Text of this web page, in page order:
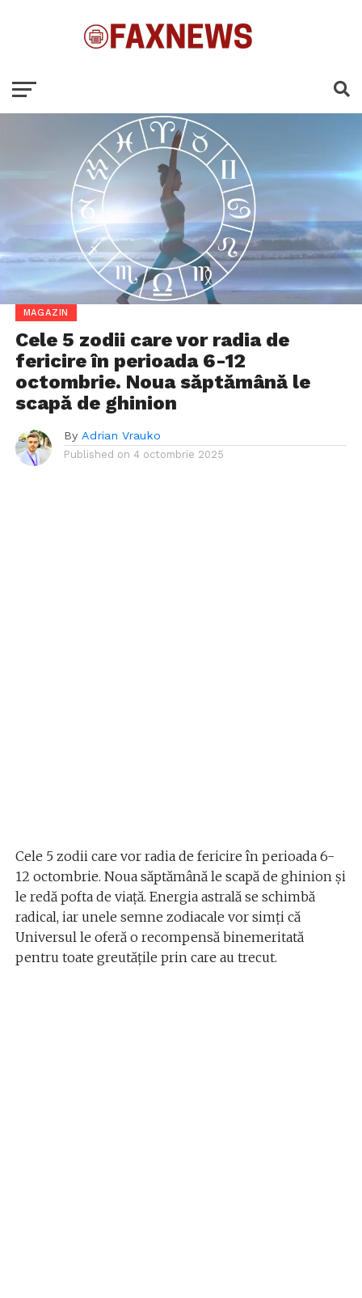
MAGAZIN
Cele 5 zodii care vor radia de
fericire în perioada 6-12
octombrie. Noua săptămână le
scapă de ghinion
By Adrian Vrauko
Published on 4 octombrie 2025
Cele 5 zodii care vor radia de fericire în perioada 6-
12 octombrie. Noua săptămână le scapă de ghinion și
le redă pofta de viață. Energia astrală se schimbă
radical, iar unele semne zodiacale vor simți că
Universul le oferă o recompensă binemeritată
pentru toate greutățile prin care au trecut.